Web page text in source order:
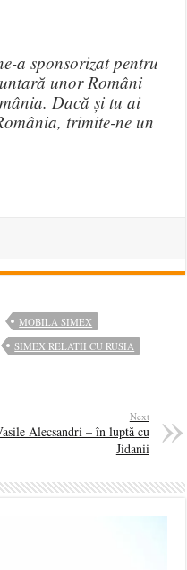
a sponsorizat pentru
unor Români
Dacă și tu ai
trimite-ne un
MOBILA SIMEX
SIMEX RELATII CU RUSIA
Next
Alecsandri – în luptă cu
Jidanii